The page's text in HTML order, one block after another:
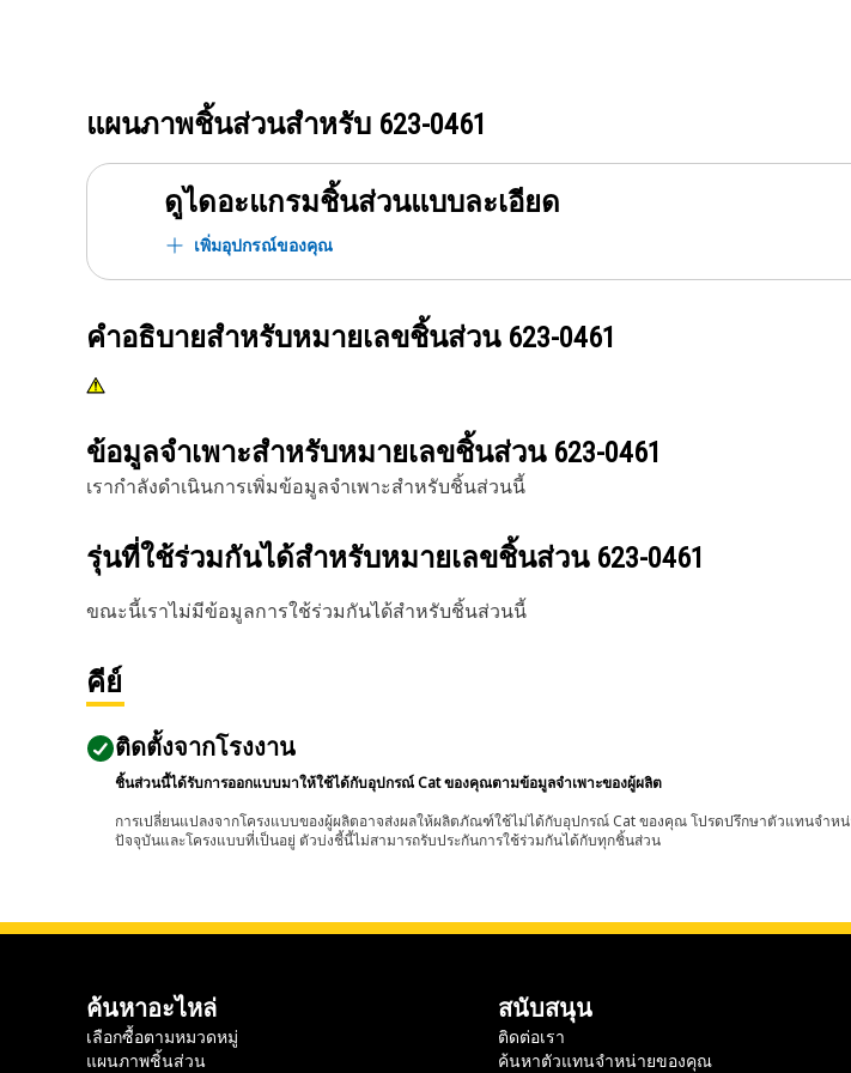
แผนภาพชิ้นส่วนสำหรับ 623-0461
ดูไดอะแกรมชิ้นส่วนแบบละเอียด
เพิ่มอุปกรณ์ของคุณ
คำอธิบายสำหรับหมายเลขชิ้นส่วน 623-0461
ข้อมูลจำเพาะสำหรับหมายเลขชิ้นส่วน 623-0461
เรากำลังดำเนินการเพิ่มข้อมูลจำเพาะสำหรับชิ้นส่วนนี้
รุ่นที่ใช้ร่วมกันได้สำหรับหมายเลขชิ้นส่วน 623-0461
ขณะนี้เราไม่มีข้อมูลการใช้ร่วมกันได้สำหรับชิ้นส่วนนี้
คีย์
ติดตั้งจากโรงงาน
ชิ้นส่วนนี้ได้รับการออกแบบมาให้ใช้ได้กับอุปกรณ์ Cat ของคุณตามข้อมูลจำเพาะของผู้ผลิต
การเปลี่ยนแปลงจากโครงแบบของผู้ผลิตอาจส่งผลให้ผลิตภัณฑ์ใช้ไม่ได้กับอุปกรณ์ Cat ของคุณ โปรดปรึกษาตัวแทนจำ
ปัจจุบันและโครงแบบที่เป็นอยู่ ตัวบ่งชี้นี้ไม่สามารถรับประกันการใช้ร่วมกันได้กับทุกชิ้นส่วน
ค้นหาอะไหล่
เลือกซื้อตามหมวดหมู่
แผนภาพชิ้นส่วน
สนับสนุน
ติดต่อเรา
ค้นหาตัวแทนจำหน่ายของคุณ